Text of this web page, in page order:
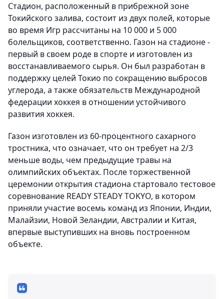
Стадион, расположенный в прибрежной зоне
Токийского залива, состоит из двух полей, которые
во время Игр рассчитаны на 10 000 и 5 000
болельщиков, соответственно. Газон на стадионе -
первый в своем роде в спорте и изготовлен из
восстанавливаемого сырья. Он был разработан в
поддержку целей Токио по сокращению выбросов
углерода, а также обязательств Международной
федерации хоккея в отношении устойчивого
развития хоккея.
Газон изготовлен из 60-процентного сахарного
тростника, что означает, что он требует на 2/3
меньше воды, чем предыдущие травы на
олимпийских объектах. После торжественной
церемонии открытия стадиона стартовало тестовое
соревнование READY STEADY TOKYO, в котором
приняли участие восемь команд из Японии, Индии,
Малайзии, Новой Зеландии, Австралии и Китая,
впервые выступивших на вновь построенном
объекте.